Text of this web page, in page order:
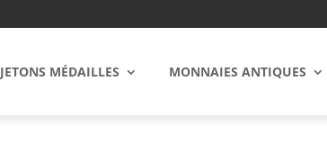
JETONS MÉDAILLES MONNAIES ANTIQUES